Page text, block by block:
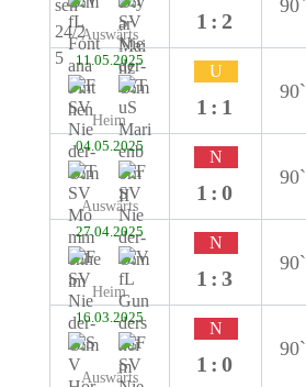
Auswärts
1:2
90`
11.05.2025
Heim
U
1:1
90`
04.05.2025
Auswärts
N
1:0
90`
27.04.2025
Heim
N
1:3
90`
16.03.2025
Auswärts
N
1:0
90`